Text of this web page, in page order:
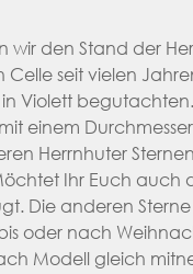
wir den Stand der
seit vielen
Violett
einem
Herrnhuter
Ihr Euch auch
Die anderen
oder nach
Modell gleich